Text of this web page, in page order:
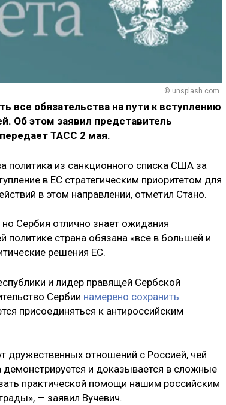
© unsplash.com
все обязательства на пути к вступлению
Об этом заявил представитель
ТАСС 2 мая.
политика из санкционного списка США за
в ЕС стратегическим приоритетом для
в этом направлении, отметил Стано.
Сербия отлично знает ожидания
страна обязана «все в большей и
решения ЕС.
и лидер правящей Сербской
Сербии намерено сохранить
присоединяться к антироссийским
дружественных отношений с Россией, чей
демонстрируется и доказывается в сложные
практической помощи нашим российским
— заявил Вучевич.